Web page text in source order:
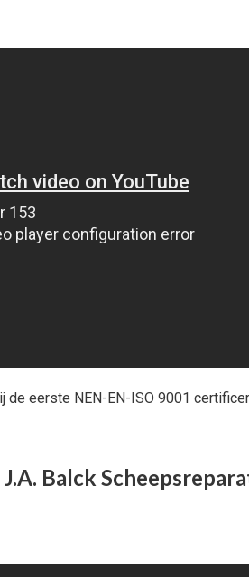
de eerste NEN-EN-ISO 9001
Balck